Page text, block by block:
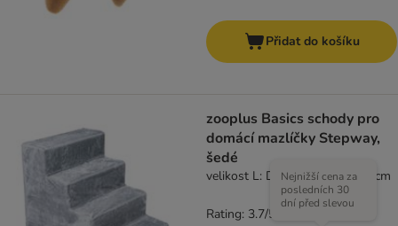
Přidat do košíku
zooplus Basics schody pro
domácí mazlíčky Stepway,
šedé
velikost L: D 65 x Š 51 x V 60 cm
Nejnižší cena za
posledních 30
dní před slevou
Rating: 3.7/5